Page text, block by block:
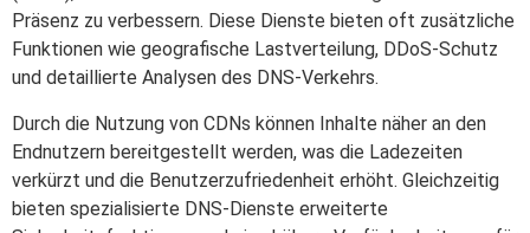
Präsenz zu verbessern. Diese Dienste bieten oft zusätzliche
Funktionen wie geografische Lastverteilung, DDoS-Schutz
und detaillierte Analysen des DNS-Verkehrs.
Durch die Nutzung von CDNs können Inhalte näher an den
Endnutzern bereitgestellt werden, was die Ladezeiten
verkürzt und die Benutzerzufriedenheit erhöht. Gleichzeitig
bieten spezialisierte DNS-Dienste erweiterte